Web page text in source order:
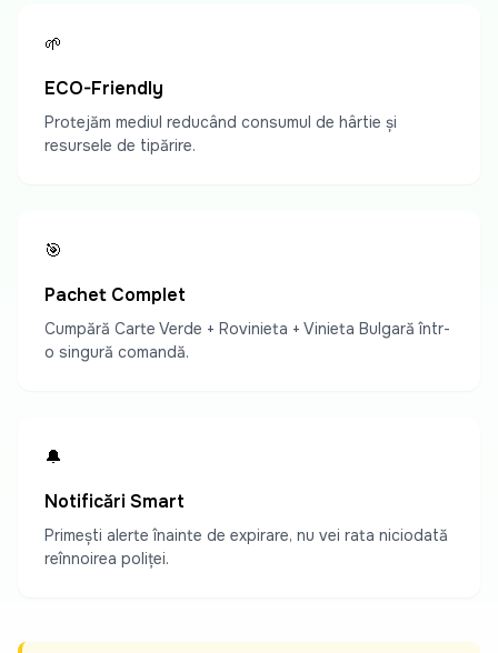
🌱
ECO-Friendly
Protejăm mediul reducând consumul de hârtie și
resursele de tipărire.
🎯
Pachet Complet
Cumpără Carte Verde + Rovinieta + Vinieta Bulgară într-
o singură comandă.
🔔
Notificări Smart
Primești alerte înainte de expirare, nu vei rata niciodată
reînnoirea poliței.